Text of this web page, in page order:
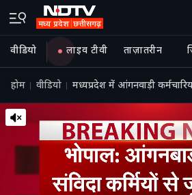
वीडियो लाइव टीवी ताज़ातरीन
होम वीडियो मध्यप्रदेश में आंगनवाड़ी